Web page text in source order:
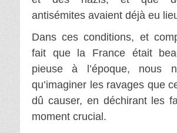
antisémites avaient déjà eu
Dans ces conditions, et
fait que la France était
pieuse à l’époque, nous
qu’imaginer les ravages que
dû causer, en déchirant les
moment crucial.